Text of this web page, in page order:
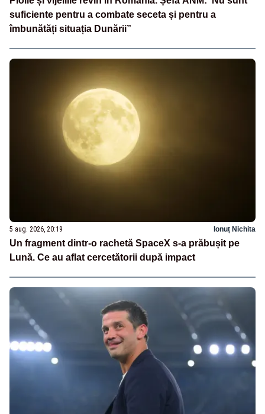
suficiente pentru a combate seceta și pentru a
îmbunătăți situația Dunării”
5 aug. 2026, 20:19 Ionuț Nichita
Un fragment dintr-o rachetă SpaceX s-a prăbușit pe
Lună. Ce au aflat cercetătorii după impact